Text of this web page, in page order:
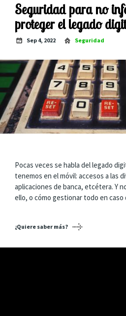
Seguridad para no
proteger el legado
Sep 4, 2022 Seguridad
Pocas veces se habla del legado
tenemos en el móvil: accesos a las
aplicaciones de banca, etcétera. Y
ello, o cómo gestionar todo en caso
¿Quiere saber más?